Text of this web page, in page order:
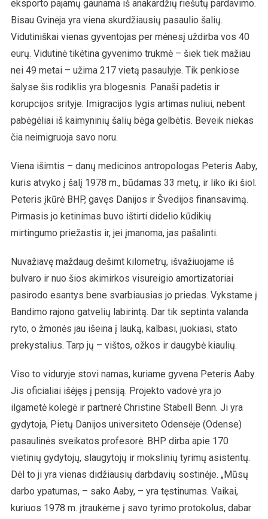
eksporto pajamų gaunama iš anakardžių riešutų pardavimo.
Bisau Gvinėja yra viena skurdžiausių pasaulio šalių.
Vidutiniškai vienas gyventojas per mėnesį uždirba vos 40
eurų. Vidutinė tikėtina gyvenimo trukmė – šiek tiek mažiau
nei 49 metai – užima 217 vietą pasaulyje. Tik penkiose
šalyse šis rodiklis yra blogesnis. Panaši padėtis ir
korupcijos srityje. Imigracijos lygis artimas nuliui, nebent
pabėgėliai iš kaimyninių šalių bėga gelbėtis. Beveik niekas
čia neimigruoja savo noru.
Viena išimtis – danų medicinos antropologas Peteris Aaby,
kuris atvyko į šalį 1978 m., būdamas 33 metų, ir liko iki šiol.
Peteris įkūrė BHP, gavęs Danijos ir Švedijos finansavimą.
Pirmasis jo ketinimas buvo ištirti didelio kūdikių
mirtingumo priežastis ir, jei įmanoma, jas pašalinti.
Nuvažiavę maždaug dešimt kilometrų, išvažiuojame iš
bulvaro ir nuo šios akimirkos visureigio amortizatoriai
pasirodo esantys bene svarbiausias jo priedas. Vykstame į
Bandimo rajono gatvelių labirintą. Dar tik septinta valanda
ryto, o žmonės jau išeina į lauką, kalbasi, juokiasi, stato
prekystalius. Tarp jų – vištos, ožkos ir daugybė kiaulių.
Viso to viduryje stovi namas, kuriame gyvena Peteris Aaby.
Jis oficialiai išėjęs į pensiją. Projekto vadovė yra jo
ilgametė kolegė ir partnerė Christine Stabell Benn. Ji yra
gydytoja, Pietų Danijos universiteto Odensėje (Odense)
pasaulinės sveikatos profesorė. BHP dirba apie 170
vietinių gydytojų, slaugytojų ir mokslinių tyrimų asistentų.
Dėl to ji yra vienas didžiausių darbdavių sostinėje. „Mūsų
darbo ypatumas, – sako Aaby, – yra tęstinumas. Vaikai,
kuriuos 1978 m. įtraukėme į savo tyrimo protokolus, dabar